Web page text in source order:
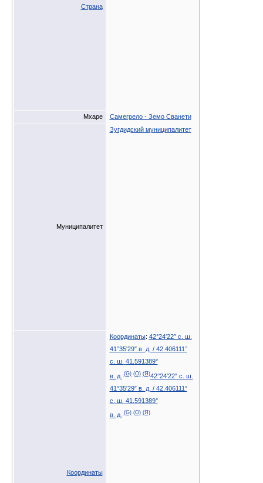
Страна
Мхаре Самегрело - Земо Сванети
Муниципалитет
Зугдидский муниципалитет
Координаты
Координаты: 42°24′22″ с. ш.
41°35′29″ в. д. / 42.406111°
с. ш. 41.591389°
в. д. (G) (O) (Я)42°24′22″ с. ш.
41°35′29″ в. д. / 42.406111°
с. ш. 41.591389°
в. д. (G) (O) (Я)